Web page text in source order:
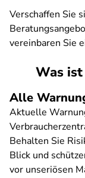
Verschaffen Sie
vereinbaren Sie
Was
Alle
Aktuelle
Behalten Sie
Blick und
vor unseriösen